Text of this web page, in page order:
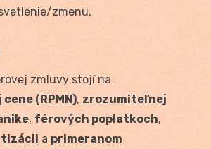
zmenu.
zmluvy stojí na
(RPMN), zrozumiteľnej
, férových poplatkoch,
a primeranom